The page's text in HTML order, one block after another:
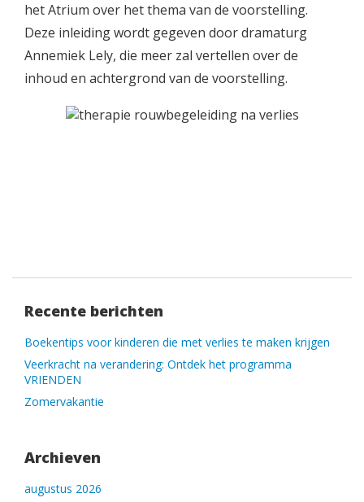
het Atrium over het thema van de voorstelling.
Deze inleiding wordt gegeven door dramaturg
Annemiek Lely, die meer zal vertellen over de
inhoud en achtergrond van de voorstelling.
Recente berichten
Boekentips voor kinderen die met verlies te maken krijgen
Veerkracht na verandering: Ontdek het programma
VRIENDEN
Zomervakantie
Archieven
augustus 2026